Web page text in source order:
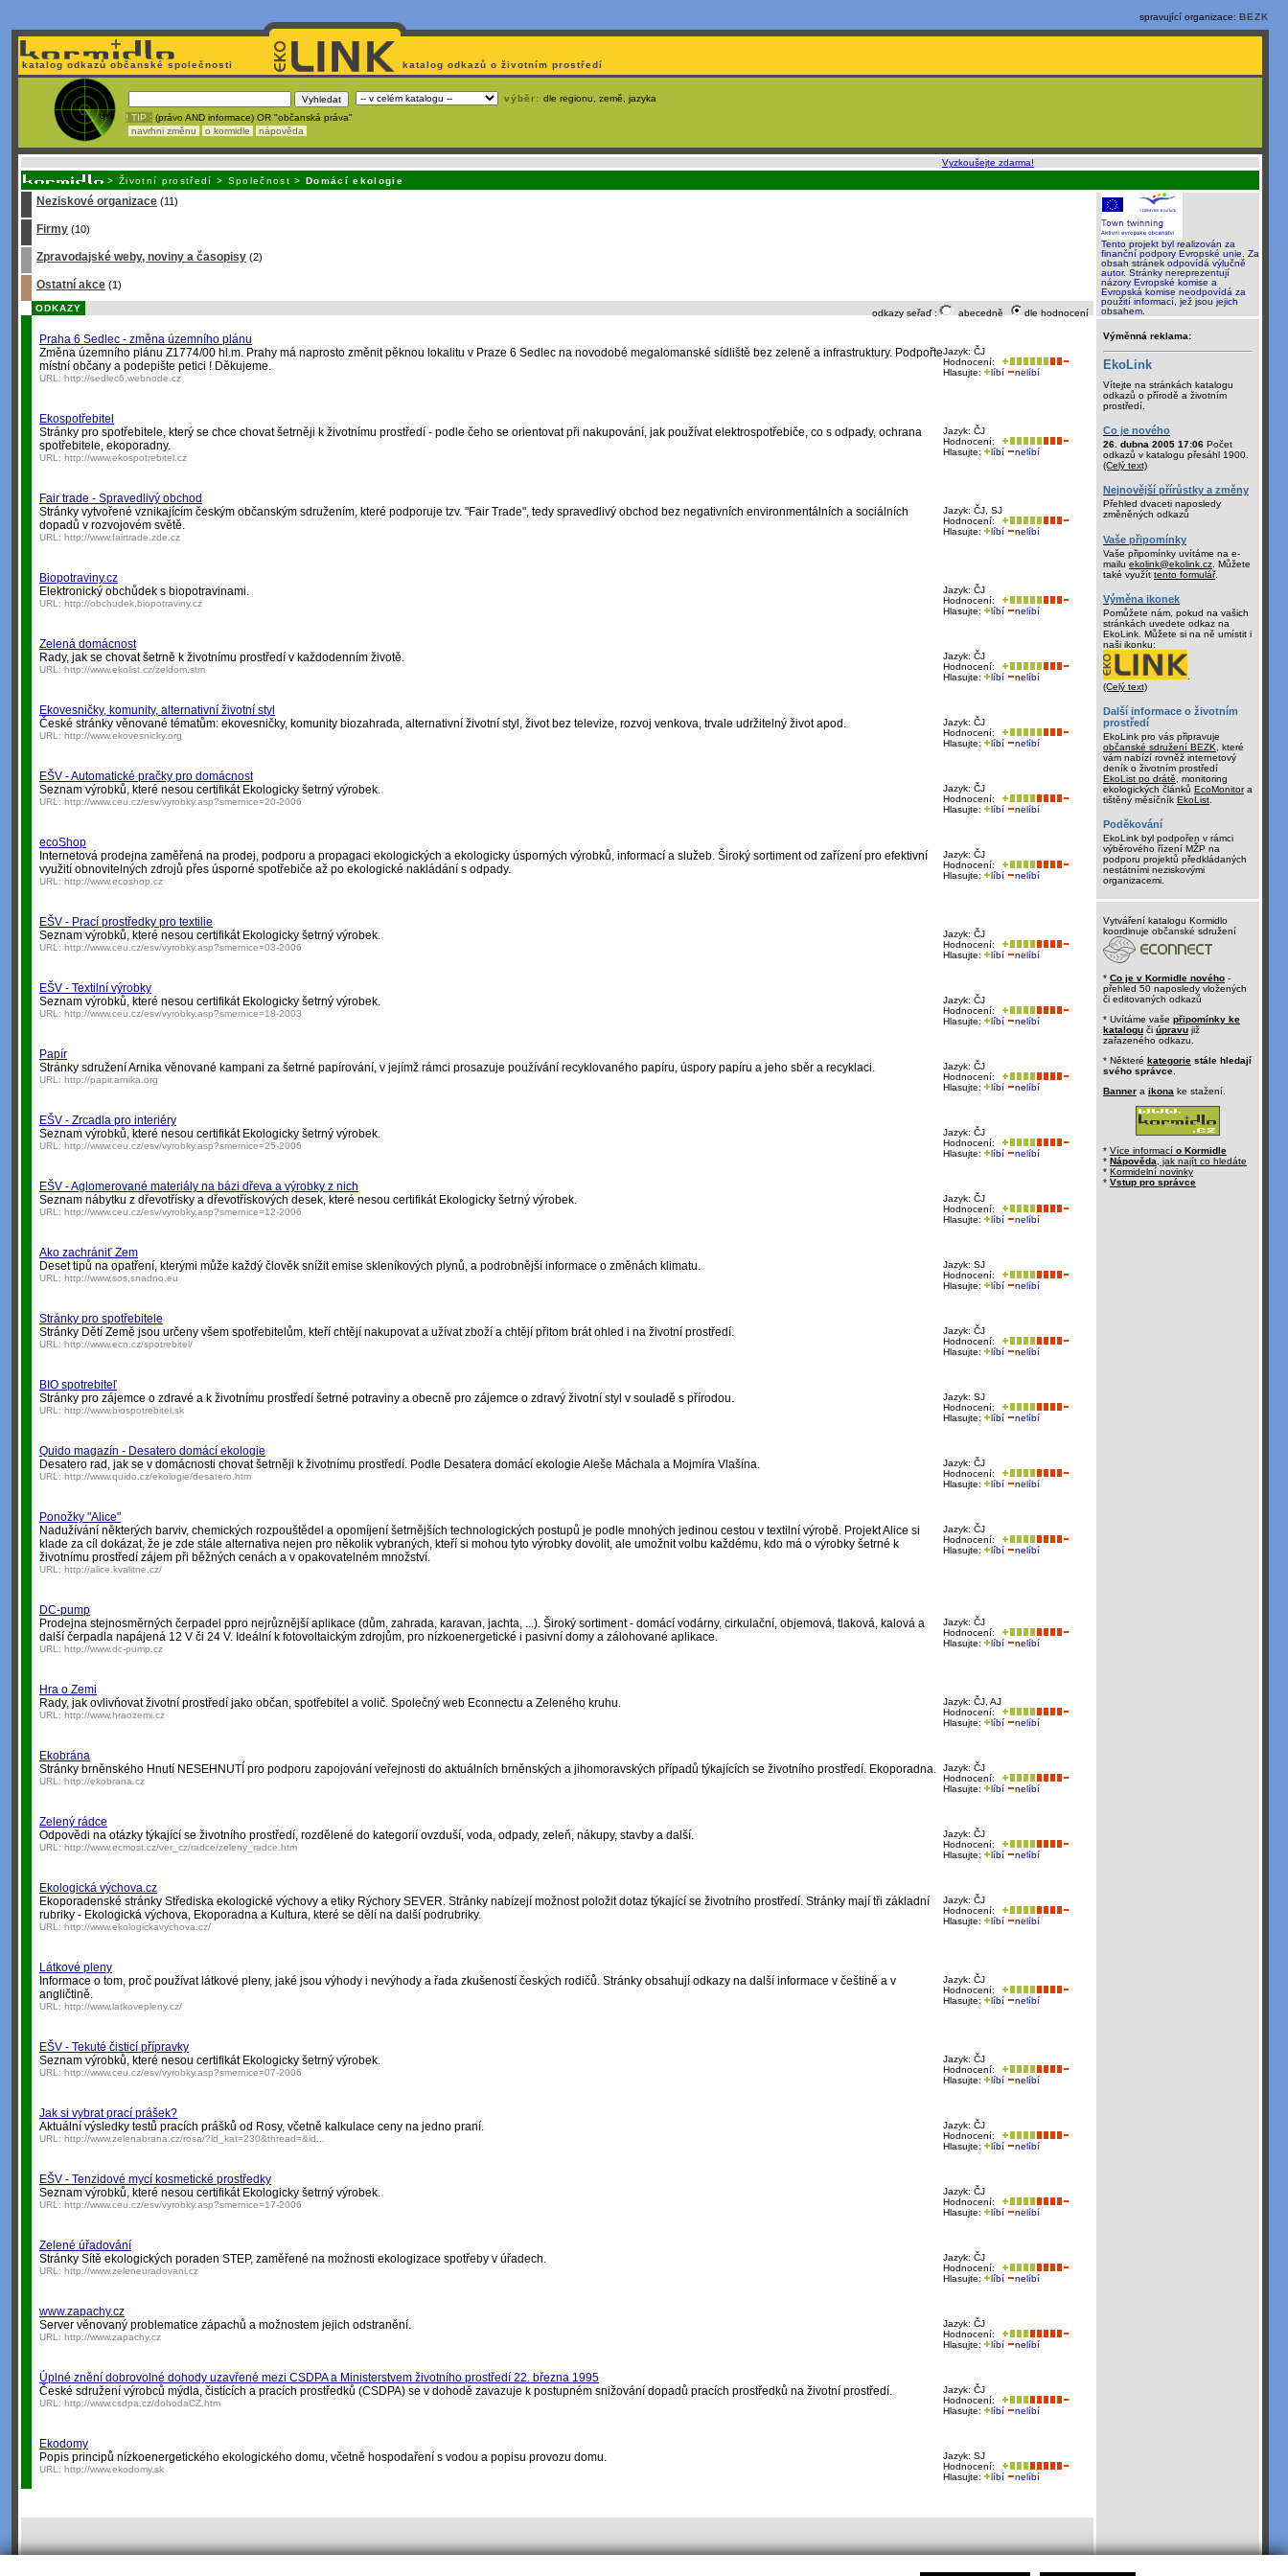
spravující organizace: BEZK
katalog odkazů občanské společnosti katalog odkazů o životním prostředí
výběr: dle regionu, země, jazyka
! TIP : (právo AND informace) OR "občanská práva"
navrhni změnu
o kormidle nápověda
Vyzkoušejte zdarma!
> Životní prostředí > Společnost >Domácí ekologie
Neziskové organizace (11)
Firmy (10)
Zpravodajské weby, noviny a časopisy (2)
Ostatní akce (1)
odkazy seřaď : abecedně dle hodnocení
ODKAZY
Praha 6 Sedlec - změna územního plánu
Jazyk: ČJ
Hodnocení:
Hlasujte:
líbí nelíbí
Změna územního plánu Z1774/00 hl.m. Prahy má naprosto změnit pěknou lokalitu v Praze 6 Sedlec na novodobé megalomanské sídliště bez zeleně a infrastruktury. Podpořte
místní občany a podepište petici ! Děkujeme.
URL: http://sedlec6.webnode.cz
Ekospotřebitel
Jazyk: ČJ
Hodnocení:
Hlasujte:
líbí nelíbí
Stránky pro spotřebitele, který se chce chovat šetrněji k životnímu prostředí - podle čeho se orientovat při nakupování, jak používat elektrospotřebiče, co s odpady, ochrana
spotřebitele, ekoporadny.
URL: http://www.ekospotrebitel.cz
Fair trade - Spravedlivý obchod
Jazyk: ČJ, SJ
Hodnocení:
Hlasujte:
líbí nelíbí
Stránky vytvořené vznikajícím českým občanským sdružením, které podporuje tzv. "Fair Trade", tedy spravedlivý obchod bez negativních environmentálních a sociálních
dopadů v rozvojovém světě.
URL: http://www.fairtrade.zde.cz
Biopotraviny.cz
Jazyk: ČJ
Hodnocení:
Hlasujte:
líbí nelíbí
Elektronický obchůdek s biopotravinami.
URL: http://obchudek.biopotraviny.cz
Zelená domácnost
Jazyk: ČJ
Hodnocení:
Hlasujte:
líbí nelíbí
Rady, jak se chovat šetrně k životnímu prostředí v každodenním životě.
URL: http://www.ekolist.cz/zeldom.stm
Ekovesničky, komunity, alternativní životní styl
Jazyk: ČJ
Hodnocení:
Hlasujte:
líbí nelíbí
České stránky věnované tématům: ekovesničky, komunity biozahrada, alternativní životní styl, život bez televize, rozvoj venkova, trvale udržitelný život apod.
URL: http://www.ekovesnicky.org
EŠV - Automatické pračky pro domácnost
Jazyk: ČJ
Hodnocení:
Hlasujte:
líbí nelíbí
Seznam výrobků, které nesou certifikát Ekologicky šetrný výrobek.
URL: http://www.ceu.cz/esv/vyrobky.asp?smernice=20-2006
ecoShop
Jazyk: ČJ
Hodnocení:
Hlasujte:
líbí nelíbí
Internetová prodejna zaměřená na prodej, podporu a propagaci ekologických a ekologicky úsporných výrobků, informací a služeb. Široký sortiment od zařízení pro efektivní
využití obnovitelných zdrojů přes úsporné spotřebiče až po ekologické nakládání s odpady.
URL: http://www.ecoshop.cz
EŠV - Prací prostředky pro textilie
Jazyk: ČJ
Hodnocení:
Hlasujte:
líbí nelíbí
Seznam výrobků, které nesou certifikát Ekologicky šetrný výrobek.
URL: http://www.ceu.cz/esv/vyrobky.asp?smernice=03-2006
EŠV - Textilní výrobky
Jazyk: ČJ
Hodnocení:
Hlasujte:
líbí nelíbí
Seznam výrobků, které nesou certifikát Ekologicky šetrný výrobek.
URL: http://www.ceu.cz/esv/vyrobky.asp?smernice=18-2003
Papír
Jazyk: ČJ
Hodnocení:
Hlasujte:
líbí nelíbí
Stránky sdružení Arnika věnované kampani za šetrné papírování, v jejímž rámci prosazuje používání recyklovaného papíru, úspory papíru a jeho sběr a recyklaci.
URL: http://papir.arnika.org
EŠV - Zrcadla pro interiéry
Jazyk: ČJ
Hodnocení:
Hlasujte:
líbí nelíbí
Seznam výrobků, které nesou certifikát Ekologicky šetrný výrobek.
URL: http://www.ceu.cz/esv/vyrobky.asp?smernice=25-2006
EŠV - Aglomerované materiály na bázi dřeva a výrobky z nich
Jazyk: ČJ
Hodnocení:
Hlasujte:
líbí nelíbí
Seznam nábytku z dřevotřísky a dřevotřískových desek, které nesou certifikát Ekologicky šetrný výrobek.
URL: http://www.ceu.cz/esv/vyrobky.asp?smernice=12-2006
Ako zachrániť Zem
Jazyk: SJ
Hodnocení:
Hlasujte:
líbí nelíbí
Deset tipů na opatření, kterými může každý člověk snížit emise skleníkových plynů, a podrobnější informace o změnách klimatu.
URL: http://www.sos.snadno.eu
Stránky pro spotřebitele
Jazyk: ČJ
Hodnocení:
Hlasujte:
líbí nelíbí
Stránky Dětí Země jsou určeny všem spotřebitelům, kteří chtějí nakupovat a užívat zboží a chtějí přitom brát ohled i na životní prostředí.
URL: http://www.ecn.cz/spotrebitel/
BIO spotrebiteľ
Jazyk: SJ
Hodnocení:
Hlasujte:
líbí nelíbí
Stránky pro zájemce o zdravé a k životnímu prostředí šetrné potraviny a obecně pro zájemce o zdravý životní styl v souladě s přírodou.
URL: http://www.biospotrebitel.sk
Quido magazín - Desatero domácí ekologie
Jazyk: ČJ
Hodnocení:
Hlasujte:
líbí nelíbí
Desatero rad, jak se v domácnosti chovat šetrněji k životnímu prostředí. Podle Desatera domácí ekologie Aleše Máchala a Mojmíra Vlašína.
URL: http://www.quido.cz/ekologie/desatero.htm
Ponožky "Alice"
Jazyk: ČJ
Hodnocení:
Hlasujte:
líbí nelíbí
Nadužívání některých barviv, chemických rozpouštědel a opomíjení šetrnějších technologických postupů je podle mnohých jedinou cestou v textilní výrobě. Projekt Alice si
klade za cíl dokázat, že je zde stále alternativa nejen pro několik vybraných, kteří si mohou tyto výrobky dovolit, ale umožnit volbu každému, kdo má o výrobky šetrné k
životnímu prostředí zájem při běžných cenách a v opakovatelném množství.
URL: http://alice.kvalitne.cz/
DC-pump
Jazyk: ČJ
Hodnocení:
Hlasujte:
líbí nelíbí
Prodejna stejnosměrných čerpadel ppro nejrůznější aplikace (dům, zahrada, karavan, jachta, ...). Široký sortiment - domácí vodárny, cirkulační, objemová, tlaková, kalová a
další čerpadla napájená 12 V či 24 V. Ideální k fotovoltaickým zdrojům, pro nízkoenergetické i pasivní domy a zálohované aplikace.
URL: http://www.dc-pump.cz
Hra o Zemi
Jazyk: ČJ, AJ
Hodnocení:
Hlasujte:
líbí nelíbí
Rady, jak ovlivňovat životní prostředí jako občan, spotřebitel a volič. Společný web Econnectu a Zeleného kruhu.
URL: http://www.hraozemi.cz
Ekobrána
Jazyk: ČJ
Hodnocení:
Hlasujte:
líbí nelíbí
Stránky brněnského Hnutí NESEHNUTÍ pro podporu zapojování veřejnosti do aktuálních brněnských a jihomoravských případů týkajících se životního prostředí. Ekoporadna.
URL: http://ekobrana.cz
Zelený rádce
Jazyk: ČJ
Hodnocení:
Hlasujte:
líbí nelíbí
Odpovědi na otázky týkající se životního prostředí, rozdělené do kategorií ovzduší, voda, odpady, zeleň, nákupy, stavby a další.
URL: http://www.ecmost.cz/ver_cz/radce/zeleny_radce.htm
Ekologická výchova.cz
Jazyk: ČJ
Hodnocení:
Hlasujte:
líbí nelíbí
Ekoporadenské stránky Střediska ekologické výchovy a etiky Rýchory SEVER. Stránky nabízejí možnost položit dotaz týkající se životního prostředí. Stránky mají tři základní
rubriky - Ekologická výchova, Ekoporadna a Kultura, které se dělí na další podrubriky.
URL: http://www.ekologickavychova.cz/
Látkové pleny
Jazyk: ČJ
Hodnocení:
Hlasujte:
líbí nelíbí
Informace o tom, proč používat látkové pleny, jaké jsou výhody i nevýhody a řada zkušeností českých rodičů. Stránky obsahují odkazy na další informace v češtině a v
angličtině.
URL: http://www.latkovepleny.cz/
EŠV - Tekuté čisticí přípravky
Jazyk: ČJ
Hodnocení:
Hlasujte:
líbí nelíbí
Seznam výrobků, které nesou certifikát Ekologicky šetrný výrobek.
URL: http://www.ceu.cz/esv/vyrobky.asp?smernice=07-2006
Jak si vybrat prací prášek?
Jazyk: ČJ
Hodnocení:
Hlasujte:
líbí nelíbí
Aktuální výsledky testů pracích prášků od Rosy, včetně kalkulace ceny na jedno praní.
URL: http://www.zelenabrana.cz/rosa/?id_kat=230&thread=&id...
EŠV - Tenzidové mycí kosmetické prostředky
Jazyk: ČJ
Hodnocení:
Hlasujte:
líbí nelíbí
Seznam výrobků, které nesou certifikát Ekologicky šetrný výrobek.
URL: http://www.ceu.cz/esv/vyrobky.asp?smernice=17-2006
Zelené úřadování
Jazyk: ČJ
Hodnocení:
Hlasujte:
líbí nelíbí
Stránky Sítě ekologických poraden STEP, zaměřené na možnosti ekologizace spotřeby v úřadech.
URL: http://www.zeleneuradovani.cz
www.zapachy.cz
Jazyk: ČJ
Hodnocení:
Hlasujte:
líbí nelíbí
Server věnovaný problematice zápachů a možnostem jejich odstranění.
URL: http://www.zapachy.cz
Úplné znění dobrovolné dohody uzavřené mezi CSDPA a Ministerstvem životního prostředí 22. března 1995
Jazyk: ČJ
Hodnocení:
Hlasujte:
líbí nelíbí
České sdružení výrobců mýdla, čistících a pracích prostředků (CSDPA) se v dohodě zavazuje k postupném snižování dopadů pracích prostředků na životní prostředí.
URL: http://www.csdpa.cz/dohodaCZ.htm
Ekodomy
Jazyk: SJ
Hodnocení:
Hlasujte:
líbí nelíbí
Popis principů nízkoenergetického ekologického domu, včetně hospodaření s vodou a popisu provozu domu.
URL: http://www.ekodomy.sk
Tento projekt byl realizován za
finanční podpory Evropské unie. Za
obsah stránek odpovídá výlučně
autor. Stránky nereprezentují
názory Evropské komise a
Evropská komise neodpovídá za
použití informací, jež jsou jejich
obsahem.
Výměnná reklama:
EkoLink
Vítejte na stránkách katalogu
odkazů o přírodě a životním
prostředí.
Co je nového
26. dubna 2005 17:06 Počet
odkazů v katalogu přesáhl 1900.
(Celý text)
Nejnovější přírůstky a změny
Přehled dvaceti naposledy
změněných odkazů
Vaše připomínky
Vaše připomínky uvítáme na e-
mailu ekolink@ekolink.cz . Můžete
také využít tento formulář.
Výměna ikonek
Pomůžete nám, pokud na vašich
stránkách uvedete odkaz na
EkoLink. Můžete si na ně umístit i
naši ikonku:
(Celý text)
Další informace o životním
prostředí
EkoLink pro vás připravuje
občanské sdružení BEZK , které
vám nabízí rovněž internetový
deník o životním prostředí
EkoList po drátě , monitoring
ekologických článků EcoMonitora
tištěný měsíčník EkoList
Poděkování
EkoLink byl podpořen v rámci
výběrového řízení MŽP na
podporu projektů předkládaných
nestátními neziskovými
organizacemi.
Vytváření katalogu Kormidlo
koordinuje občanské sdružení
* Co je v Kormidle nového -
přehled 50 naposledy vložených
či editovaných odkazů
* Uvítáme vaše připomínky ke
katalogu či úpravu již
zařazeného odkazu.
* Některé kategorie stále hledají
svého správce
Banner a ikona ke stažení.
* Více informací o Kormidle
* Nápověda , jak najít co hledáte
* Kormidelní novinky
* Vstup pro správce